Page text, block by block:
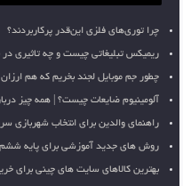
چرا توری‌های فلزی این‌قدر پرکاربردند؟
ریمیکس تبلیغاتی چیست و چه تاثیری در
چطور جم موبایل لجند بخریم که هم
آلومینیوم ضایعات چیست؟ | همه چیز
راهنمای والدین برای انتخاب شهربازی
روش های جدید آموزشی برای پایه ششم
بهترین کالاهای سایت های چینی برای